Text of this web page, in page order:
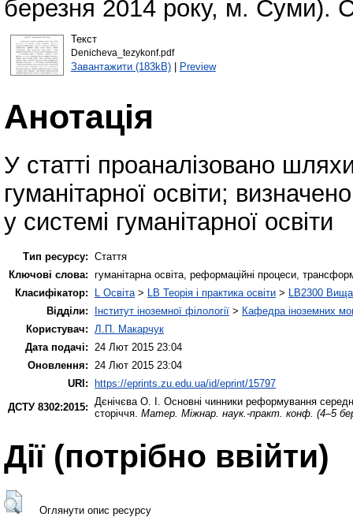
березня 2014 року, м. Суми).
Текст
Denicheva_tezykonf.pdf
Завантажити (183kB)| Preview
Анотація
У статті проаналізовано
гуманітарної освіти;
у системі гуманітарної освіти
Тип ресурсу: Стаття
Ключові слова: гуманітарна освіта, реформаційні процеси,
Класифікатор:
L Освіта > LB Теорія і практика освіти > LB2300 Вища
Відділи:
Інститут іноземної філології > Кафедра іноземних
Користувач:
Л.П. Макарчук
Дата подачі:
24 Лют 2015 23:04
Оновлення:
24 Лют 2015 23:04
URI: https://eprints.zu.edu.ua/id/eprint/15797
ДСТУ 8302:2015:
Дєнічєва О. І. Основні чинники реформування
сторіччя. Матер. Міжнар. наук.-практ. конф. (4–5
Дії ​​(потрібно ввійти)
Оглянути опис ресурсу